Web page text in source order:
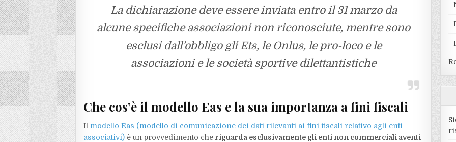
La dichiarazione deve essere inviata entro il 31 marzo da
alcune specifiche associazioni non riconosciute, mentre sono
esclusi dall’obbligo gli Ets, le Onlus, le pro-loco e le
associazioni e le società sportive dilettantistiche
Che cos’è il modello Eas e la sua importanza a fini fiscali
Il modello Eas (modello di comunicazione dei dati rilevanti ai fini fiscali relativo agli enti
associativi) è un provvedimento cheriguarda esclusivamente gli enti non commerciali aventi